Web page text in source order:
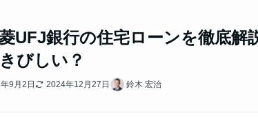
UFJ銀行の住宅ローンを徹底解
びしい？
9月2日 2024年12月27日 鈴木 宏治